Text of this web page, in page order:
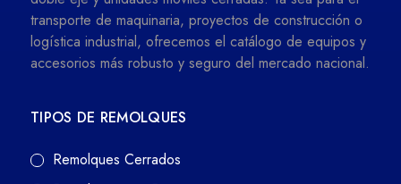
transporte de maquinaria, proyectos de construcción o
logística industrial, ofrecemos el catálogo de equipos y
accesorios más robusto y seguro del mercado nacional.
TIPOS DE REMOLQUES
Remolques Cerrados